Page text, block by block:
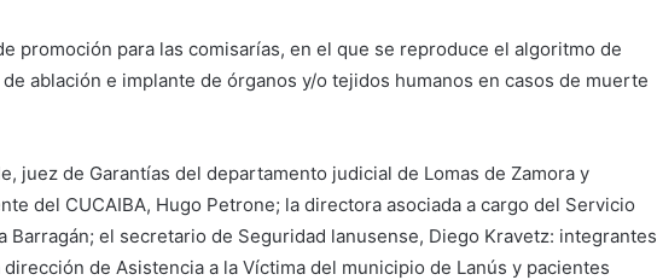
promoción para las comisarías, en el que se reproduce el algoritmo de
ablación e implante de órganos y/o tejidos humanos en casos de muerte
juez de Garantías del departamento judicial de Lomas de Zamora y
del CUCAIBA, Hugo Petrone; la directora asociada a cargo del Servicio
Barragán; el secretario de Seguridad lanusense, Diego Kravetz: integrantes
de Asistencia a la Víctima del municipio de Lanús y pacientes